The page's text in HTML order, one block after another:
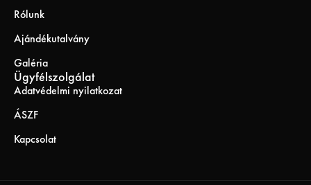
Rólunk
Ajándékutalvány
Galéria
Ügyfélszolgálat
Adatvédelmi nyilatkozat
ÁSZF
Kapcsolat